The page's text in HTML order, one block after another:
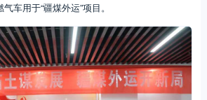
车用于“疆煤外运”项目。